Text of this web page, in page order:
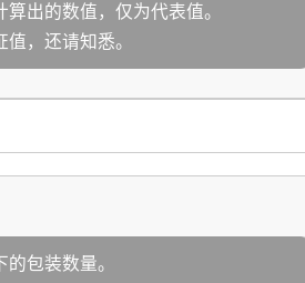
出的数值，仅为代表值。
，还请知悉。
包装数量。